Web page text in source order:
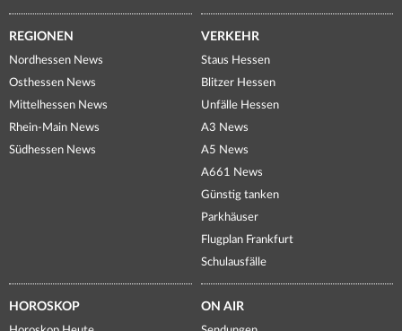
REGIONEN
Nordhessen News
Osthessen News
Mittelhessen News
Rhein-Main News
Südhessen News
VERKEHR
Staus Hessen
Blitzer Hessen
Unfälle Hessen
A3 News
A5 News
A661 News
Günstig tanken
Parkhäuser
Flugplan Frankfurt
Schulausfälle
HOROSKOP ON AIR